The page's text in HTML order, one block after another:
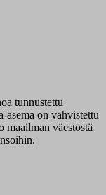
tunnustettu
asema on vahvistettu
väestöstä